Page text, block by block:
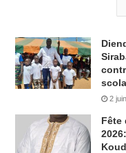
2
Fête